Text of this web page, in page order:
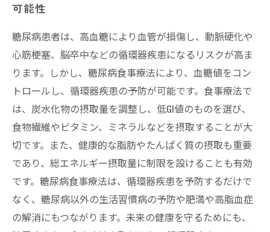
可能性
糖尿病患者は、高血糖により血管が損傷し、動脈硬化や
心筋梗塞、脳卒中などの循環器疾患になるリスクが高ま
ります。しかし、糖尿病食事療法により、血糖値をコン
トロールし、循環器疾患の予防が可能です。食事療法で
は、炭水化物の摂取量を調整し、低GI値のものを選び、
食物繊維やビタミン、ミネラルなどを摂取することが大
切です。また、健康的な脂肪やたんぱく質の摂取も重要
であり、総エネルギー摂取量に制限を設けることも有効
です。糖尿病食事療法は、循環器疾患を予防するだけで
なく、糖尿病以外の生活習慣病の予防や肥満や高脂血症
の解消にもつながります。未来の健康を守るためにも、